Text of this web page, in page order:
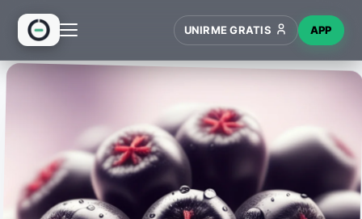
RECETAS
HUB
WIKI
UNIRME GRATIS APP